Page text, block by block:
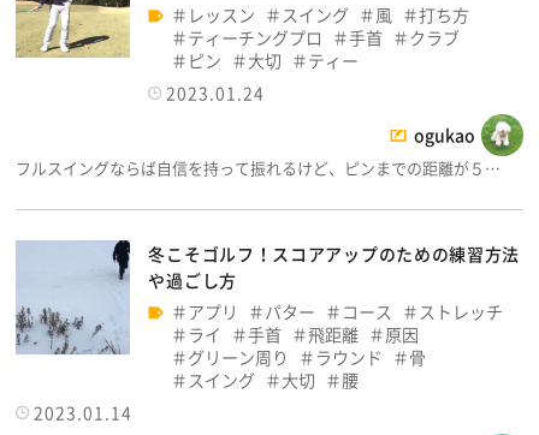
レッスン
スイング 風
打ち方
ティーチングプロ
手首
クラブ
ピン
大切
ティー
2023.01.24
ogukao
フルスイングならば自信を持って振れるけど、ピンまでの距離が５…
冬こそゴルフ！スコアアップのための練習方法
や過ごし方
アプリ
パター コース
ストレッチ
ライ
手首 飛距離
原因
グリーン周り
ラウンド
骨
スイング
大切
腰
2023.01.14